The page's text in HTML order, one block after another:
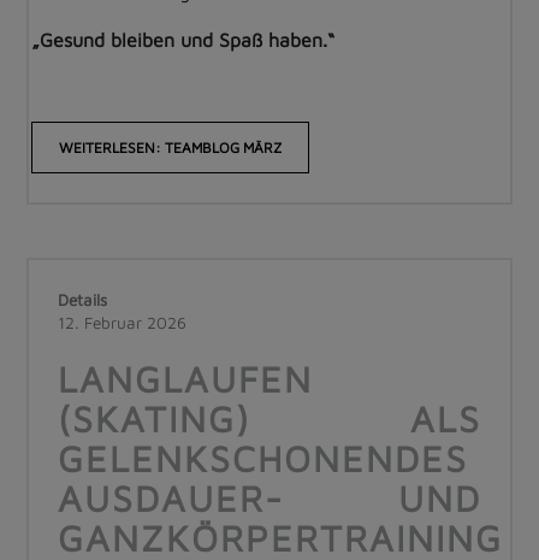
„Gesund bleiben und Spaß haben.“
WEITERLESEN: TEAMBLOG MÄRZ
Details
12. Februar 2026
LANGLAUFEN
(SKATING) ALS
GELENKSCHONENDES
AUSDAUER- UND
GANZKÖRPERTRAINING